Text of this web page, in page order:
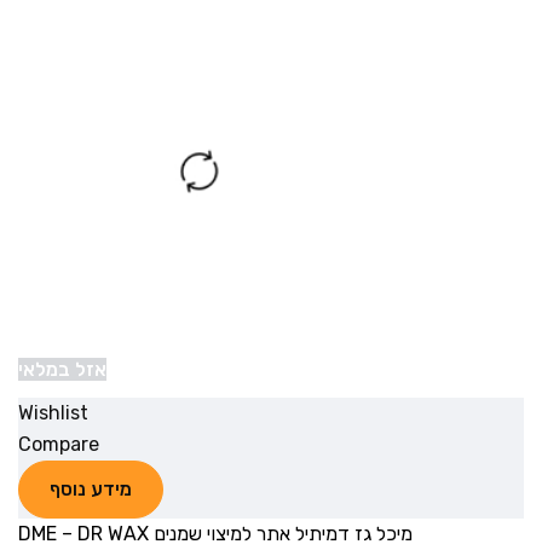
אזל במלאי
Wishlist
Compare
מידע נוסף
מיכל גז דמיתיל אתר למיצוי שמנים DME – DR WAX